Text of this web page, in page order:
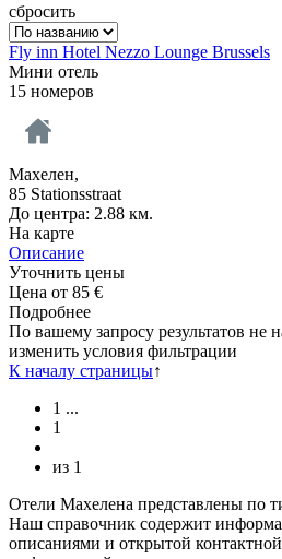
сбросить
Fly inn Hotel Nezzo Lounge Brussels
Мини отель
15 номеров
Махелен,
85 Stationsstraat
До центра: 2.88 км.
На карте
Описание
Уточнить цены
Цена от 85 €
Подробнее
По вашему запросу результатов не
изменить условия фильтрации
К началу страницы↑
1 ...
1
из 1
Отели Махелена представлены по
Наш справочник содержит
описаниями и открытой